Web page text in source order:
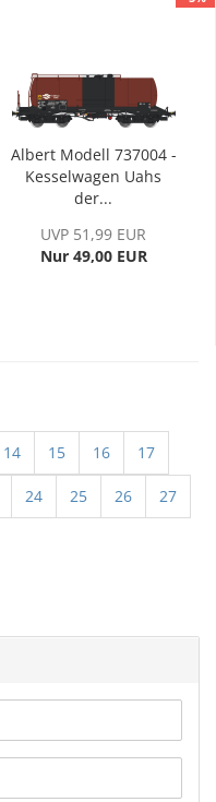
Albert Modell 737004 -
Kesselwagen Uahs
der...
UVP 51,99 EUR
Nur 49,00 EUR
14 15 16 17
24 25 26 27